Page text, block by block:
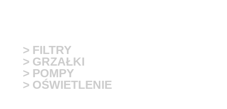
> FILTRY
> GRZAŁKI
> POMPY
> OŚWIETLENIE